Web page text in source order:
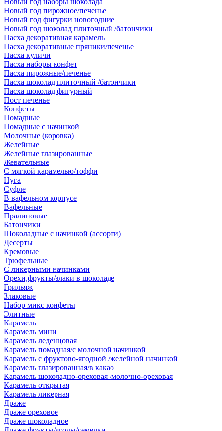
Новый год наборы шоколада
Новый год пирожное/печенье
Новый год фигурки новогодние
Новый год шоколад плиточный /батончики
Пасха декоративная карамель
Пасха декоративные пряники/печенье
Пасха куличи
Пасха наборы конфет
Пасха пирожные/печенье
Пасха шоколад плиточный /батончики
Пасха шоколад фигурный
Пост печенье
Конфеты
Помадные
Помадные с начинкой
Молочные (коровка)
Желейные
Желейные глазированные
Жевательные
С мягкой карамелью/тоффи
Нуга
Суфле
В вафельном корпусе
Вафельные
Пралиновые
Батончики
Шоколадные с начинкой (ассорти)
Десерты
Кремовые
Трюфельные
С ликерными начинками
Орехи,фрукты/злаки в шоколаде
Грильяж
Злаковые
Набор микс конфеты
Элитные
Карамель
Карамель мини
Карамель леденцовая
Карамель помадная/с молочной начинкой
Карамель с фруктово-ягодной /желейной начинкой
Карамель глазированная/в какао
Карамель шоколадно-ореховая /молочно-ореховая
Карамель открытая
Карамель ликерная
Драже
Драже ореховое
Драже шоколадное